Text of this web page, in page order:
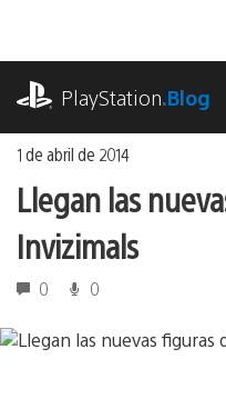
contenido
PlayStation.Blog
1 de abril de 2014
Llegan las
Invizimals
0 0